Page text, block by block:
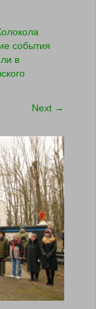
события
в
Next →